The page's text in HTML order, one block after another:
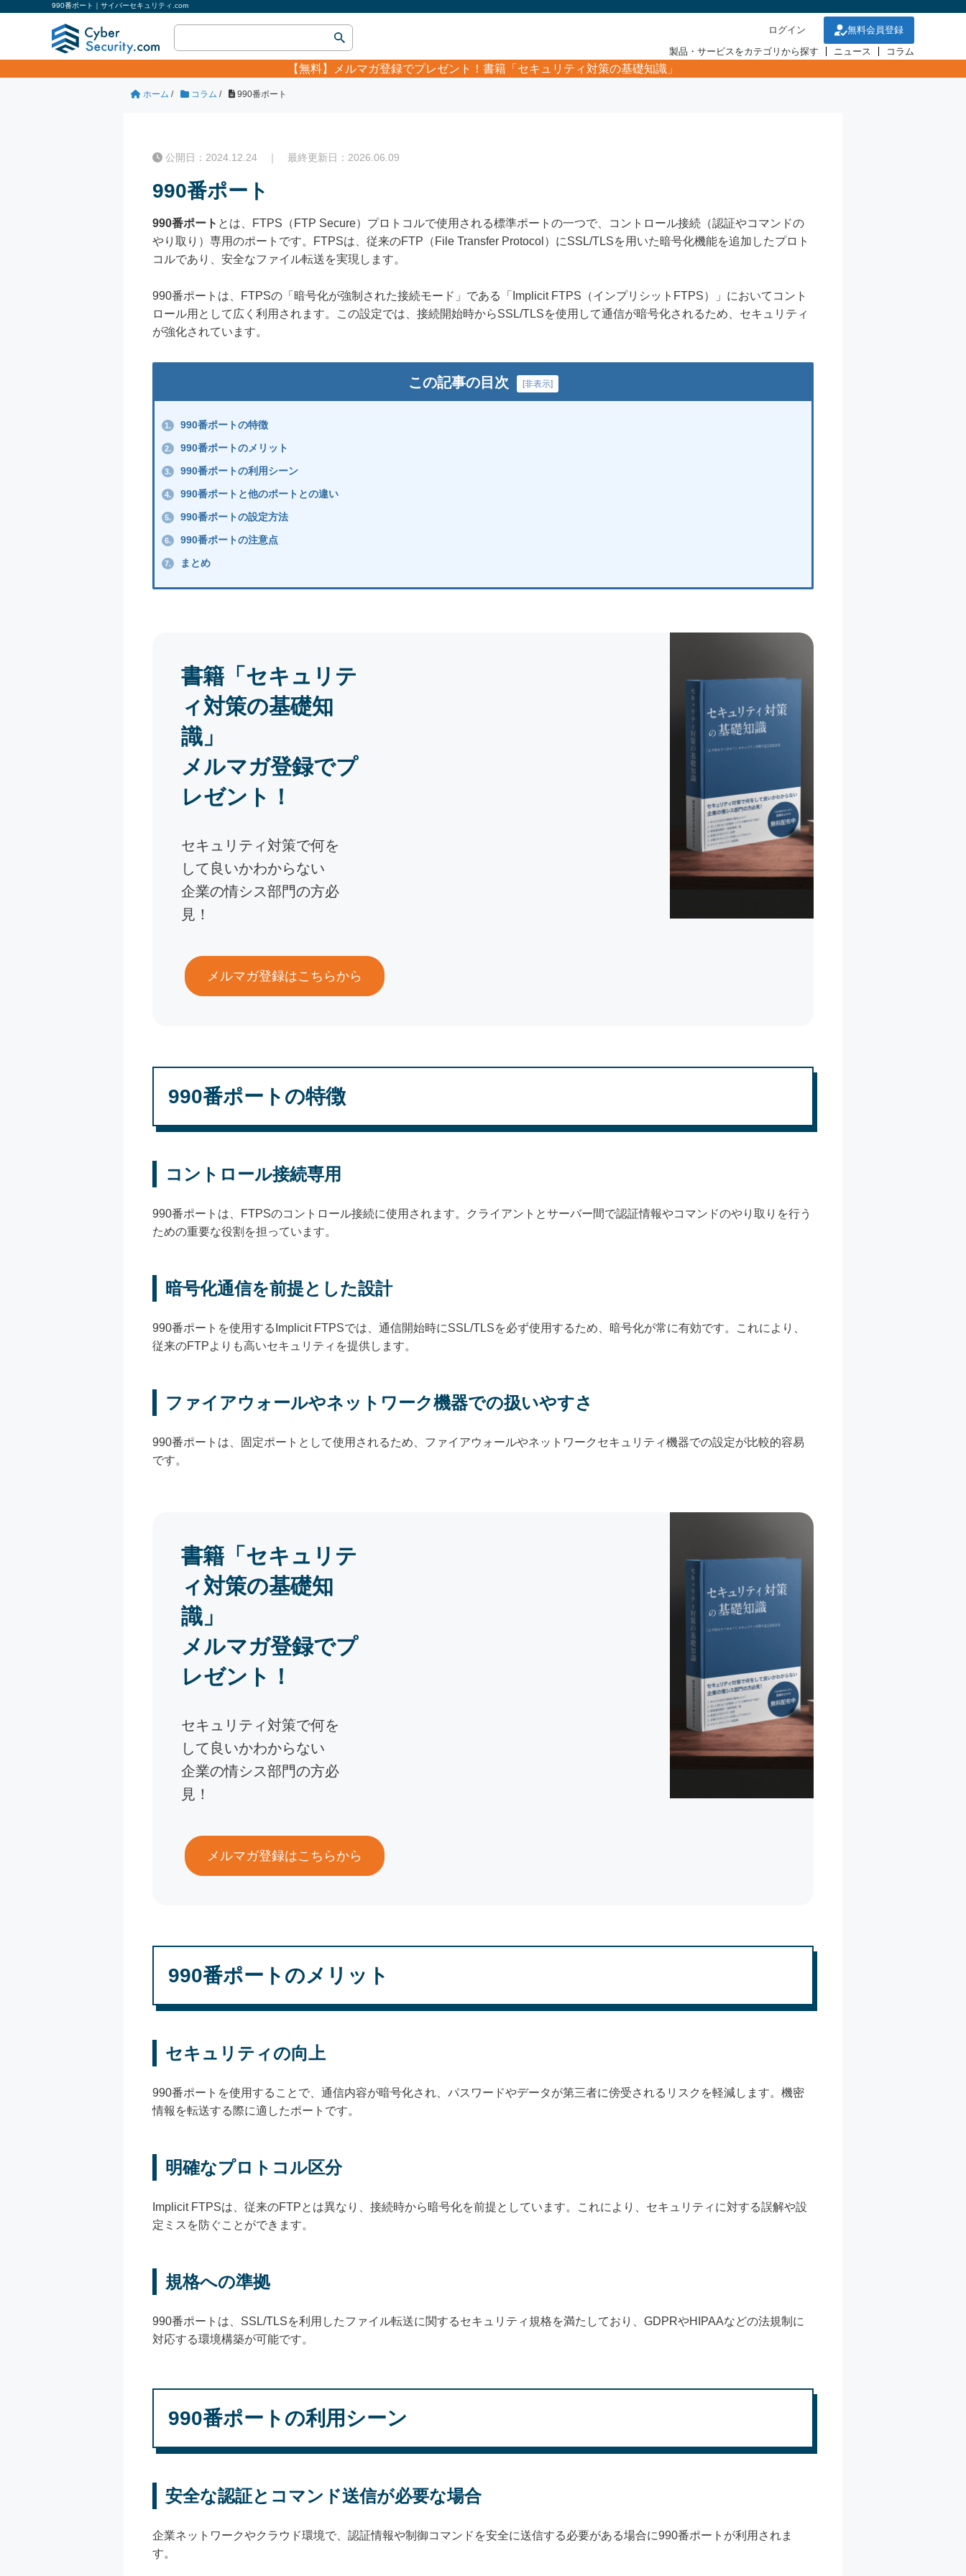
990番ポート｜サイバーセキュリティ.com
ログイン
無料会員登録
製品・サービスをカテゴリから探す
ニュース コラム
【無料】 メルマガ登録でプレゼント！書籍「セキュリティ対策の基礎知識」
ホーム / コラム / 990番ポート
公開日：2024.12.24 ｜ 最終更新日：2026.06.09
990番ポート
990番ポート とは、FTPS（FTP Secure）プロトコルで使用される標準ポートの一つで、コントロール接続（認証やコマンドの
やり取り）専用のポートです。FTPSは、従来のFTP（File Transfer Protocol）にSSL/TLSを用いた暗号化機能を追加したプロト
コルであり、安全なファイル転送を実現します。
990番ポートは、FTPSの「暗号化が強制された接続モード」である「Implicit FTPS（インプリシットFTPS）」においてコント
ロール用として広く利用されます。この設定では、接続開始時からSSL/TLSを使用して通信が暗号化されるため、セキュリティ
が強化されています。
この記事の目次 [非表示]
1. 990番ポートの特徴
2. 990番ポートのメリット
3. 990番ポートの利用シーン
4. 990番ポートと他のポートとの違い
5. 990番ポートの設定方法
6. 990番ポートの注意点
7. まとめ
書籍「セキュリテ
ィ対策の基礎知
識」
メルマガ登録でプ
レゼント！
セキュリティ対策で何を
して良いかわからない
企業の情シス部門の方必
見！
メルマガ登録はこちらから
990番ポートの特徴
コントロール接続専用
990番ポートは、FTPSのコントロール接続に使用されます。クライアントとサーバー間で認証情報やコマンドのやり取りを行う
ための重要な役割を担っています。
暗号化通信を前提とした設計
990番ポートを使用するImplicit FTPSでは、通信開始時にSSL/TLSを必ず使用するため、暗号化が常に有効です。これにより、
従来のFTPよりも高いセキュリティを提供します。
ファイアウォールやネットワーク機器での扱いやすさ
990番ポートは、固定ポートとして使用されるため、ファイアウォールやネットワークセキュリティ機器での設定が比較的容易
です。
書籍「セキュリテ
ィ対策の基礎知
識」
メルマガ登録でプ
レゼント！
セキュリティ対策で何を
して良いかわからない
企業の情シス部門の方必
見！
メルマガ登録はこちらから
990番ポートのメリット
セキュリティの向上
990番ポートを使用することで、通信内容が暗号化され、パスワードやデータが第三者に傍受されるリスクを軽減します。機密
情報を転送する際に適したポートです。
明確なプロトコル区分
Implicit FTPSは、従来のFTPとは異なり、接続時から暗号化を前提としています。これにより、セキュリティに対する誤解や設
定ミスを防ぐことができます。
規格への準拠
990番ポートは、SSL/TLSを利用したファイル転送に関するセキュリティ規格を満たしており、GDPRやHIPAAなどの法規制に
対応する環境構築が可能です。
990番ポートの利用シーン
安全な認証とコマンド送信が必要な場合
企業ネットワークやクラウド環境で、認証情報や制御コマンドを安全に送信する必要がある場合に990番ポートが利用されま
す。